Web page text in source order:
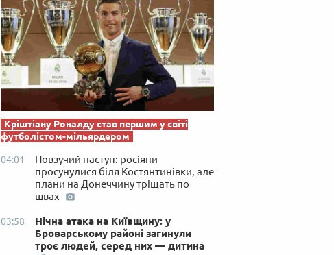
Кріштіану Роналду став першим у світі
футболістом-мільярдером
04:01
Повзучий наступ: росіяни
просунулися біля Костянтинівки, але
плани на Донеччину тріщать по
швах
03:58
Нічна атака на Київщину: у
Броварському районі загинули
троє людей, серед них — дитина